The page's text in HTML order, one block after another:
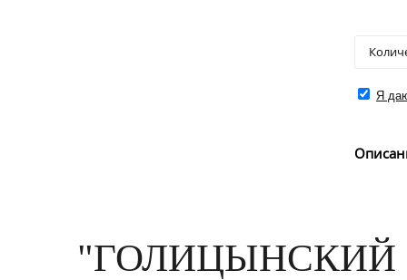
Я
"ГОЛИЦЫНСКИЙ